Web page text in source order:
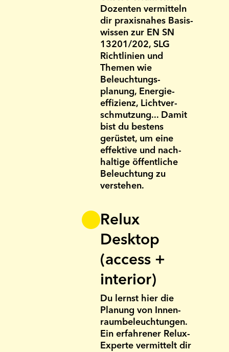
Dozenten vermitteln
dir praxis­nahes Basis­
wissen zur EN SN
13201/202, SLG
Richt­linien und
Themen wie
Beleuchtungs­
planung, Energie­
effizienz, Licht­ver­
schmutzung... Damit
bist du bestens
gerüstet, um eine
effektive und nach­
haltige öffentliche
Beleuchtung zu
verstehen.
Relux
Desktop
(access +
interior)
Du lernst hier die
Planung von Innen­
raum­beleuch­tungen.
Ein erfahrener Relux-
Experte vermittelt dir